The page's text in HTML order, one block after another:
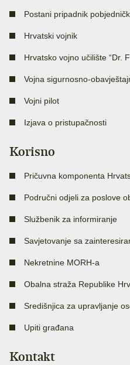
Postani pripadnik
Hrvatski vojnik
Hrvatsko vojno učilište “Dr.
Vojna sigurnosno-
Vojni pilot
Izjava o pristupačnosti
Korisno
Pričuvna komponenta
Područni odjeli za poslove
Službenik za informiranje
Savjetovanje sa
Nekretnine MORH-a
Obalna straža Republike
Središnjica za upravljanje
Upiti građana
Kontakt